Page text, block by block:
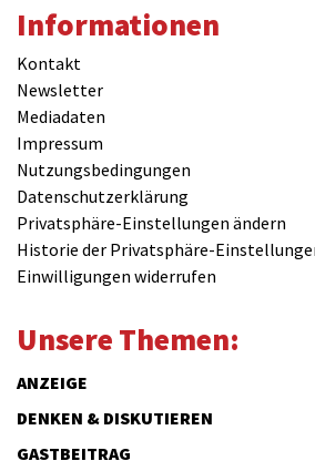
Informationen
Kontakt
Newsletter
Mediadaten
Impressum
Nutzungsbedingungen
Datenschutzerklärung
Privatsphäre-Einstellungen ändern
Historie der Privatsphäre-
Einwilligungen widerrufen
Unsere Themen:
ANZEIGE
DENKEN & DISKUTIEREN
GASTBEITRAG